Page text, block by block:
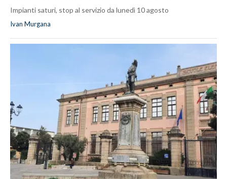
Impianti saturi, stop al servizio da lunedì 10 agosto
Ivan Murgana